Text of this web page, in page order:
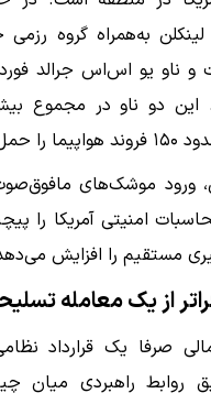
لینکلن به‌همراه گروه
و ناو یو اس‌اس جرالد
دو ناو در مجموع
می‌کنند.
ورود موشک‌های
امنیتی آمریکا را
مستقیم را افزایش
از یک معامله
صرفا یک قرارداد
روابط راهبردی میان